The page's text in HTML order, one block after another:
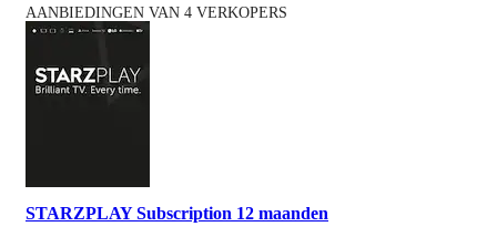
AANBIEDINGEN VAN 4 VERKOPERS
STARZPLAY Subscription 12 maanden